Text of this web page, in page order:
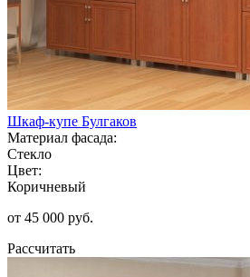
Шкаф-купе Булгаков
Материал фасада:
Стекло
Цвет:
Коричневый
от 45 000 руб.
Рассчитать